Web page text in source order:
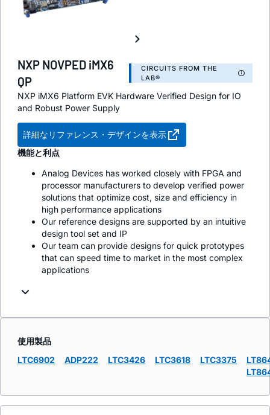
NXP NOVPED iMX6
QP
CIRCUITS FROM THE
LAB®
NXP iMX6 Platform EVK Hardware Verified Design for IO
and Robust Power Supply
詳細なリファレンス・デザインを表示
機能と利点
Analog Devices has worked closely with FPGA and
processor manufacturers to develop verified power
solutions that optimize cost, size and efficiency in
high performance applications
Our reference designs are supported by an intuitive
design tool set and IP
Our team can provide designs for quick prototypes
that can speed time to market in the most complex
applications
使用製品
LTC6902
ADP222 LTC3426 LTC3618 LTC3375